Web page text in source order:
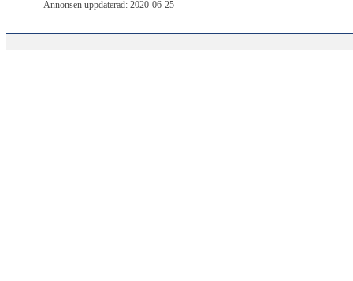
Annonsen uppdaterad: 2020-06-25